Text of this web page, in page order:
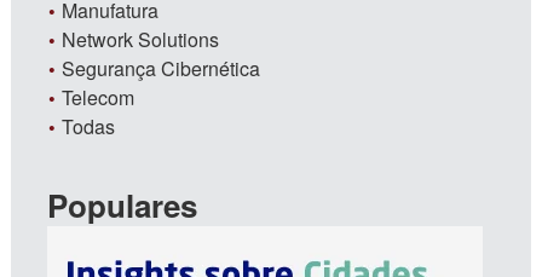
Manufatura
Network Solutions
Segurança Cibernética
Telecom
Todas
Populares